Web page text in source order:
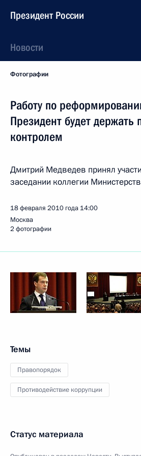
Президент России
Новости
Фотографии
Работу по
Президент будет держать
контролем
Дмитрий Медведев принял
заседании коллегии
18 февраля 2010 года 14:00
Москва
2 фотографии
Темы
Правопорядок
Противодействие коррупции
Статус материала